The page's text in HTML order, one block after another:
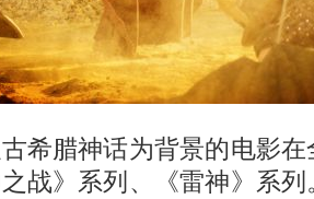
腊神话为背景的电影在
战》系列、《雷神》系